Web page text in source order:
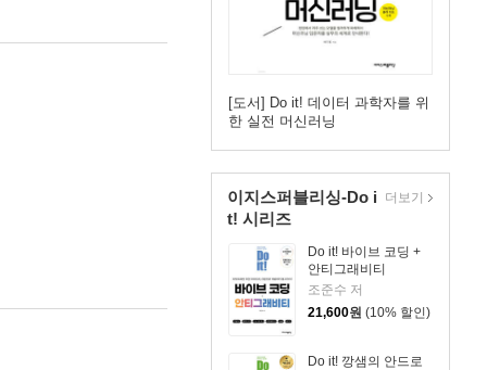
[도서] Do it! 데이터 과학자를 위
한 실전 머신러닝
이지스퍼블리싱-Do i
t! 시리즈
Do it! 바이브 코딩 +
안티그래비티
조준수 저
21,600원 (10% 할인)
Do it! 깡샘의 안드로
더보기